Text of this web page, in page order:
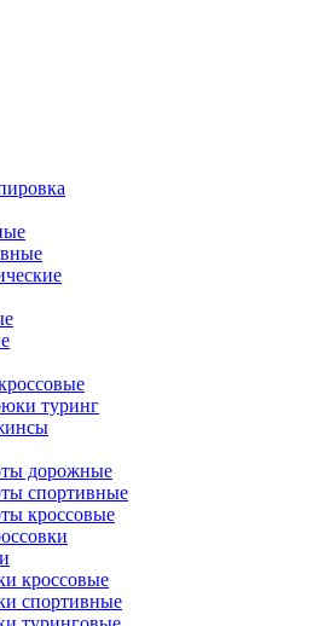
туринг
дорожные
спортивные
кроссовые
кроссовые
спортивные